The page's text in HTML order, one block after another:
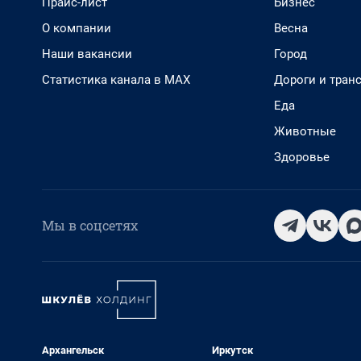
О компании
Наши вакансии
Статистика канала в MAX
Весна
Город
Дороги и
Еда
Животные
Здоровье
Мы в соцсетях
Архангельск Иркутск